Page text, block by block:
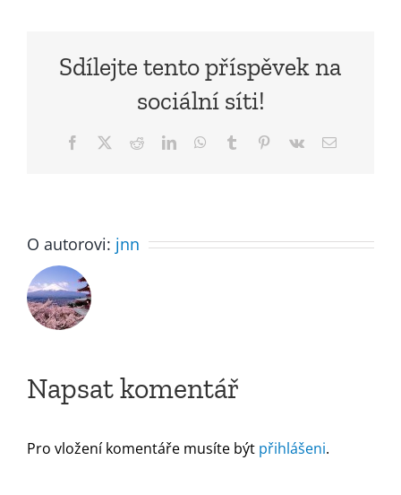
Sdílejte tento příspěvek na
sociální síti!
Facebook RedditLinkedInWhatsApp
Tumblr Pinterest
Vk
E-
O autorovi: jnn
Napsat komentář
Pro vložení komentáře musíte být přihlášeni.